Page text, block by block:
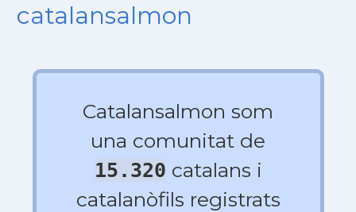
catalansalmon
Catalansalmon som
una comunitat de
15.320 catalans i
catalanòfils registrats